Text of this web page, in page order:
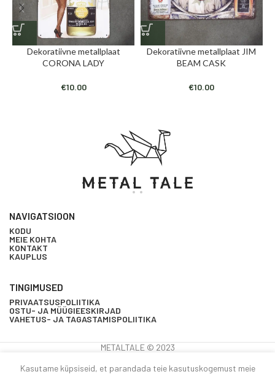
Dekoratiivne metallplaat
CORONA LADY
€10.00
Dekoratiivne metallplaat JIM
BEAM CASK
€10.00
NAVIGATSIOON
KODU
MEIE KOHTA
KONTAKT
KAUPLUS
TINGIMUSED
PRIVAATSUSPOLIITIKA
OSTU- JA MÜÜGIEESKIRJAD
VAHETUS- JA TAGASTAMISPOLIITIKA
METALTALE © 2023
Kasutame küpsiseid, et parandada teie kasutuskogemust meie